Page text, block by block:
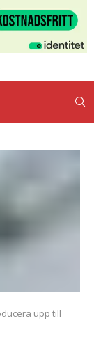
upp till